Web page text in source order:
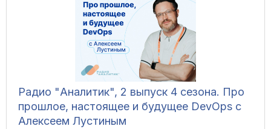
Радио "Аналитик", 2 выпуск 4 сезона. Про
прошлое, настоящее и будущее DevOps с
Алексеем Лустиным